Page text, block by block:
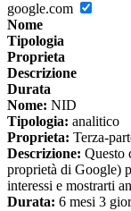
google.com
Nome
Tipologia
Proprieta
Descrizione
Durata
Nome: NID
Tipologia: analitico
Proprieta: Terza-
Descrizione: Questo
proprietà di Google)
interessi e mostrarti
Durata: 6 mesi 3